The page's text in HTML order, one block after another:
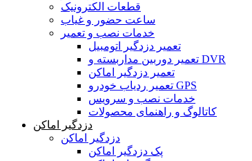
قطعات الکترونیک
ساعت حضور و غیاب
خدمات نصب و تعمیر
تعمیر دزدگیر اتومبیل
تعمیر دوربین مداربسته و DVR
تعمیر دزدگیر اماکن
تعمیر ردیاب خودرو GPS
خدمات نصب و سرویس
کاتالوگ و راهنمای محصولات
دزدگیر اماکن
دزدگیر اماکن
پک دزدگیر اماکن